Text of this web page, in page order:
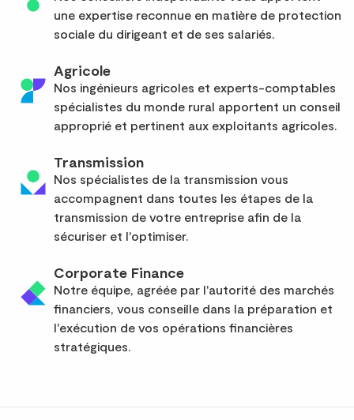
une expertise reconnue en matière de protection
sociale du dirigeant et de ses salariés.
Agricole
Nos ingénieurs agricoles et experts-comptables
spécialistes du monde rural apportent un conseil
approprié et pertinent aux exploitants agricoles.
Transmission
Nos spécialistes de la transmission vous
accompagnent dans toutes les étapes de la
transmission de votre entreprise afin de la
sécuriser et l'optimiser.
Corporate Finance
Notre équipe, agréée par l'autorité des marchés
financiers, vous conseille dans la préparation et
l'exécution de vos opérations financières
stratégiques.